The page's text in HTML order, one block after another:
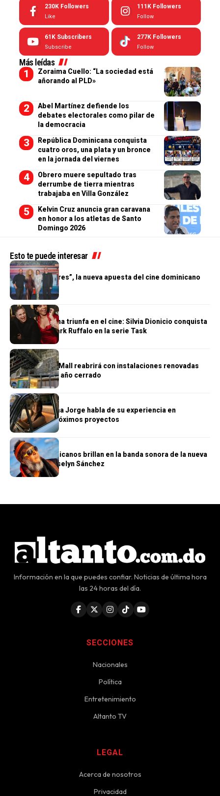
230K Followers
Like
111K Followers
Follow
61K Subscribers
Subscribe
277K Followers
Follow
Más leídas
Zoraima Cuello: “La sociedad está
añorando al PLD»
Abel Martínez defiende los
debates electorales como pilar de
la democracia
República Dominicana conquista
cuatro oros, una plata y un bronce
en la jornada del viernes
Obrero muere sepultado tras
derrumbe de tierra mientras
trabajaba en Villa González
Kelvin Cruz anuncia gran caravana
en honor a los atletas de Santo
Domingo 2026
Esto te puede interesar
CINE
“Baño de Mujeres”, la nueva apuesta del cine dominicano
CINE
Otra dominicana triunfa en el cine: Silvia Dionicio conquista
HBO junto a Mark Ruffalo en la serie Task
CINE
Cine de Ágora Mall reabrirá con instalaciones renovadas
tras más de un año cerrado
CINE
La actriz Lorena Jorge habla de su experiencia en
Hollywood y próximos proyectos
CINE
Artistas dominicanos brillan en la banda sonora de la nueva
película de Roselyn Sánchez
Información en la que puedes confiar. Noticias de última hora
las 24 horas del día.
SECCIONES
Nacionales
Política
Entretenimiento
Altanto TV
LEGAL
Acerca de nosotros
Privacidad